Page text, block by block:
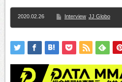
2020.02.26 Interview JJ Globo